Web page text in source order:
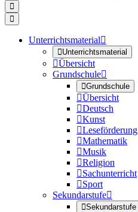


Unterrichtsmaterial
Unterrichtsmaterial
Übersicht
Grundschule
Grundschule
Übersicht
Deutsch
Kunst
Leseförderung
Mathematik
Musik
Religion
Sachunterricht
Sport
Sekundarstufe
Sekundarstufe